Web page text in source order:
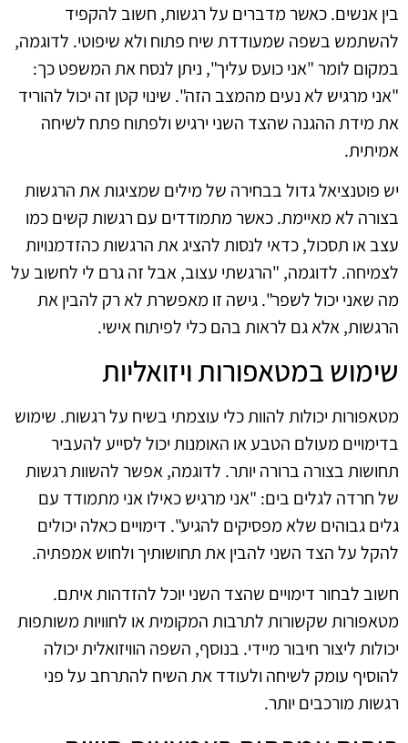
בין אנשים. כאשר מדברים על רגשות, חשוב להקפיד
להשתמש בשפה שמעודדת שיח פתוח ולא שיפוטי. לדוגמה,
במקום לומר "אני כועס עליך", ניתן לנסח את המשפט כך:
"אני מרגיש לא נעים מהמצב הזה". שינוי קטן זה יכול להוריד
את מידת ההגנה שהצד השני ירגיש ולפתוח פתח לשיחה
אמיתית.
יש פוטנציאל גדול בבחירה של מילים שמציגות את הרגשות
בצורה לא מאיימת. כאשר מתמודדים עם רגשות קשים כמו
עצב או תסכול, כדאי לנסות להציג את הרגשות כהזדמנויות
לצמיחה. לדוגמה, "הרגשתי עצוב, אבל זה גרם לי לחשוב על
מה שאני יכול לשפר". גישה זו מאפשרת לא רק להבין את
הרגשות, אלא גם לראות בהם כלי לפיתוח אישי.
שימוש במטאפורות ויזואליות
מטאפורות יכולות להוות כלי עוצמתי בשיח על רגשות. שימוש
בדימויים מעולם הטבע או האומנות יכול לסייע להעביר
תחושות בצורה ברורה יותר. לדוגמה, אפשר להשוות רגשות
של חרדה לגלים בים: "אני מרגיש כאילו אני מתמודד עם
גלים גבוהים שלא מפסיקים להגיע". דימויים כאלה יכולים
להקל על הצד השני להבין את תחושותיך ולחוש אמפתיה.
חשוב לבחור דימויים שהצד השני יוכל להזדהות איתם.
מטאפורות שקשורות לתרבות המקומית או לחוויות משותפות
יכולות ליצור חיבור מיידי. בנוסף, השפה הוויזואלית יכולה
להוסיף עומק לשיחה ולעודד את השיח להתרחב על פני
רגשות מורכבים יותר.